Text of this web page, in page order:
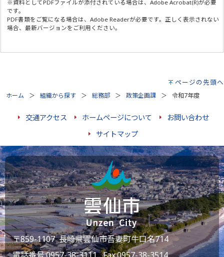
※資料としてPDFファイルが添付されている場合は、Adobe Acrobat(R)が必要
です。
PDF書類をご覧になる場合は、Adobe Readerが必要です。正しく表示されない
場合、最新バージョンをご利用ください。
ページの先頭へ
ホーム 組織から探す 総務部 政策企画課 令和7年度
交通アクセス ホームページについて
お問い合わせ
サイトマップ
〒859-1107 長崎県雲仙市吾妻町牛口名714